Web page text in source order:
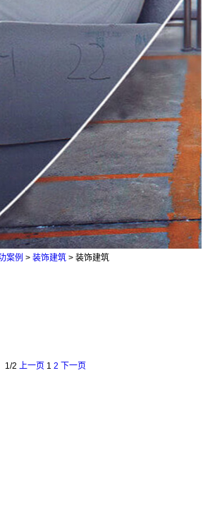
案例 > 装饰建筑 > 装饰建筑
1/2 上一页 1 2
下一页